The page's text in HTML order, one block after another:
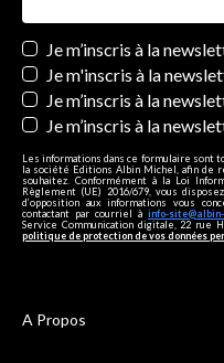
Newsletters
Je m’inscris à la
Je m'inscris à la
Je m’inscris à la
Je m’inscris à la
Les informations dans ce formulaire
la société Editions Albin Michel, afin de
souhaitez. Conformément à la Loi
Règlement (UE) 2016/679, vous
d’opposition aux informations vous
contactant par courriel à info-
Service Communication digitale, 22 rue
politique de protection de vos données
A Propos